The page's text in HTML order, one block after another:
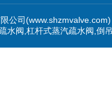
公司
水阀,杠杆式蒸汽疏水阀,倒